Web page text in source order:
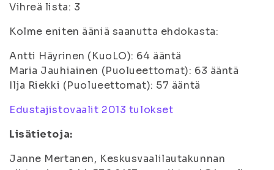
Vihreä lista: 3
Kolme eniten ääniä saanutta ehdokasta:
Antti Häyrinen (KuoLO): 64 ääntä
Maria Jauhiainen (Puolueettomat): 63 ääntä
Ilja Riekki (Puolueettomat): 57 ääntä
Edustajistovaalit 2013 tulokset
Lisätietoja:
Janne Mertanen, Keskusvaalilautakunnan